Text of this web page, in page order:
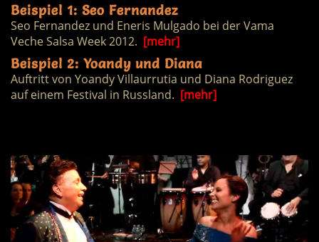
Beispiel 1: Seo Fernandez
Seo Fernandez und Eneris Mulgado bei der Vama
Veche Salsa Week 2012. [mehr]
Beispiel 2: Yoandy und Diana
Auftritt von Yoandy Villaurrutia und Diana Rodriguez
auf einem Festival in Russland. [mehr]